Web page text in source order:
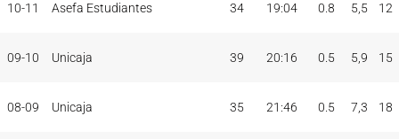
TEMP CLUB
PAR MIN
5I
PUNTOS
10-11 Asefa Estudiantes 34 19:04 0.8 5,5 12
09-10 Unicaja 39 20:16 0.5 5,9 15
08-09 Unicaja 35 21:46 0.5 7,3 18